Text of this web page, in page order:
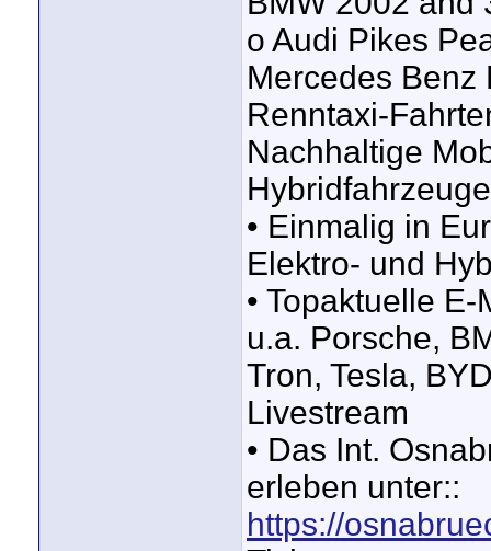
o Audi Pikes
Mercedes Benz
Renntaxi-
Nachhaltige
Hybridfahrzeuge
• Einmalig in
Elektro- und
• Topaktuelle
u.a. Porsche,
Tron, Tesla,
Livestream
• Das Int.
erleben unter::
https://